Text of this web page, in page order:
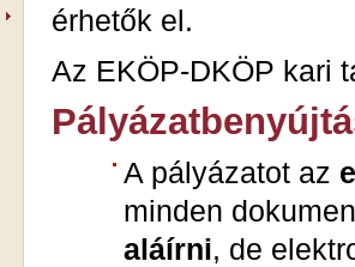
érhetők el.
Az EKÖP-DKÖP kari
A pályázatot az
minden
aláírni, de